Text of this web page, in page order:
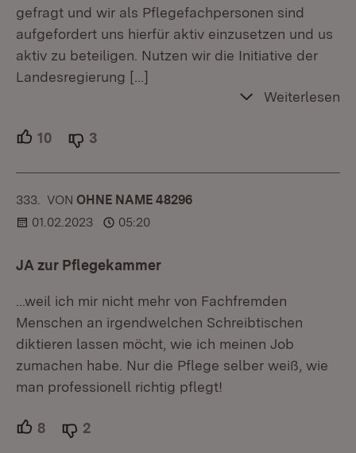
gefragt und wir als Pflegefachpersonen sind
aufgefordert uns hierfür aktiv einzusetzen und us
aktiv zu beteiligen. Nutzen wir die Initiative der
Landesregierung […]
Weiterlesen
10 Unterstützer.
3
333. KOMMENTAR
VON :OHNE NAME 48296
01.02.2023
05:20
JA zur Pflegekammer
...weil ich mir nicht mehr von Fachfremden
Menschen an irgendwelchen Schreibtischen
diktieren lassen möcht, wie ich meinen Job
zumachen habe. Nur die Pflege selber weiß, wie
man professionell richtig pflegt!
8 Unterstützer.
2